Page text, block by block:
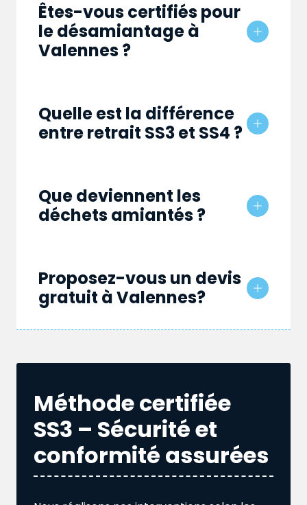
Êtes-vous certifiés pour
le désamiantage à
Valennes ?
Quelle est la différence
entre retrait SS3 et SS4 ?
Que deviennent les
déchets amiantés ?
Proposez-vous un devis
gratuit à Valennes?
Méthode certifiée
SS3 – Sécurité et
conformité assurées